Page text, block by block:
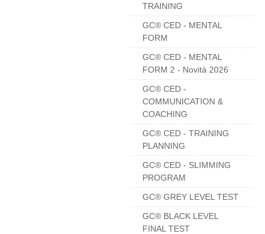
TRAINING
GC® CED - MENTAL
FORM
GC® CED - MENTAL
FORM 2 - Novità 2026
GC® CED -
COMMUNICATION &
COACHING
GC® CED - TRAINING
PLANNING
GC® CED - SLIMMING
PROGRAM
GC® GREY LEVEL TEST
GC® BLACK LEVEL
FINAL TEST